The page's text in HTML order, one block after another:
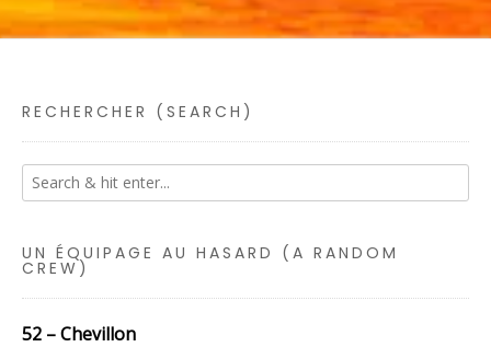
RECHERCHER (SEARCH)
UN ÉQUIPAGE AU HASARD (A RANDOM
CREW)
52 – Chevillon